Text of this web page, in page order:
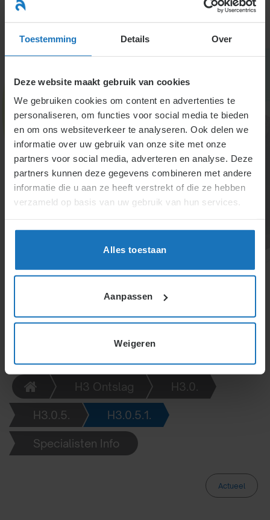
Toestemming Details Over
Deze website maakt gebruik van cookies
We gebruiken cookies om content en advertenties te
personaliseren, om functies voor social media te bieden
en om ons websiteverkeer te analyseren. Ook delen we
informatie over uw gebruik van onze site met onze
partners voor social media, adverteren en analyse. Deze
partners kunnen deze gegevens combineren met andere
informatie die u aan ze heeft verstrekt of die ze hebben
verzameld op basis van uw gebruik van hun services.
Alles toestaan
Aanpassen
Weigeren
naar
inhoud
Diefstal &
Verduistering
Diefstal of verduistering door een werknemer kan
diefstal preventief aanpakken en leren van
praktijkvoorbeelden. Verdere details en stappen
H3 Ontslag H3.0.
H3.0.5. H3.0.5.1.
Specialisten Info
Actueel